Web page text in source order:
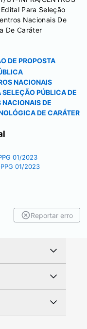
Para Seleção
Nacionais De
De Caráter
DE PROPOSTA
NACIONAIS
PÚBLICA DE
NACIONAIS DE
DE CARÁTER
01/2023
01/2023
Reportar erro